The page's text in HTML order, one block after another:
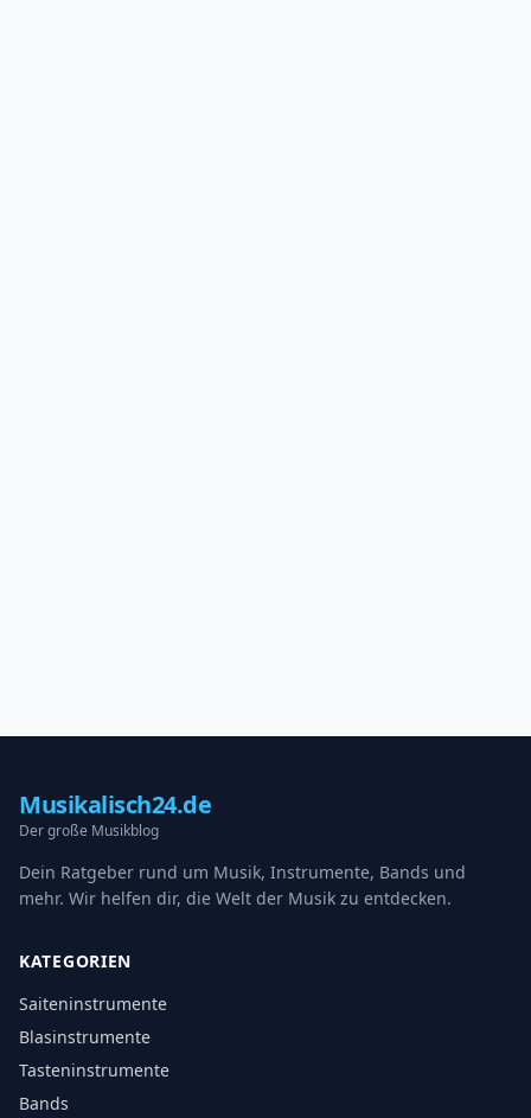
Musikalisch24.de
Der große Musikblog
Dein Ratgeber rund um Musik, Instrumente, Bands und
mehr. Wir helfen dir, die Welt der Musik zu entdecken.
KATEGORIEN
Saiteninstrumente
Blasinstrumente
Tasteninstrumente
Bands